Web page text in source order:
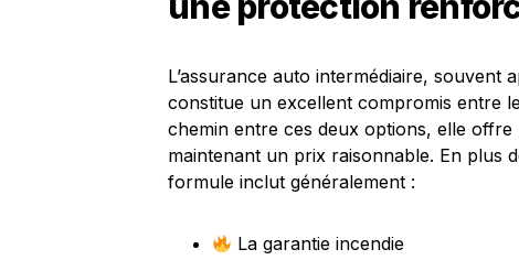
L’assurance auto intermédiaire, souvent
constitue un excellent compromis entre
chemin entre ces deux options, elle
maintenant un prix raisonnable. En plus
formule inclut généralement :
La garantie incendie